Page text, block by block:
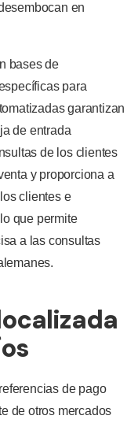
en
bases de
para
garantizan
de entrada
de los clientes
y proporciona a
clientes e
que permite
a las consultas
de pago
de otros mercados